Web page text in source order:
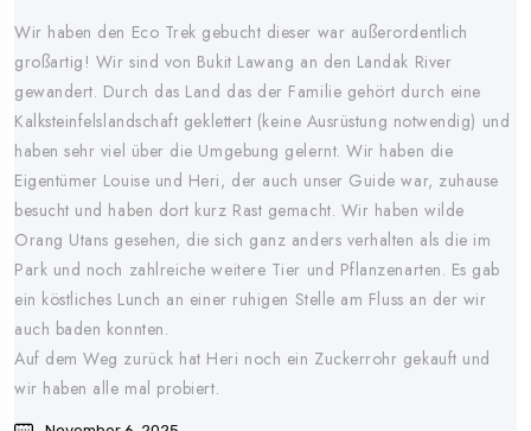
Wir haben den Eco Trek gebucht dieser war außerordentlich
großartig! Wir sind von Bukit Lawang an den Landak River
gewandert. Durch das Land das der Familie gehört durch eine
Kalksteinfelslandschaft geklettert (keine Ausrüstung notwendig) und
haben sehr viel über die Umgebung gelernt. Wir haben die
Eigentümer Louise und Heri, der auch unser Guide war, zuhause
besucht und haben dort kurz Rast gemacht. Wir haben wilde
Orang Utans gesehen, die sich ganz anders verhalten als die im
Park und noch zahlreiche weitere Tier und Pflanzenarten. Es gab
ein köstliches Lunch an einer ruhigen Stelle am Fluss an der wir
auch baden konnten.
Auf dem Weg zurück hat Heri noch ein Zuckerrohr gekauft und
wir haben alle mal probiert.